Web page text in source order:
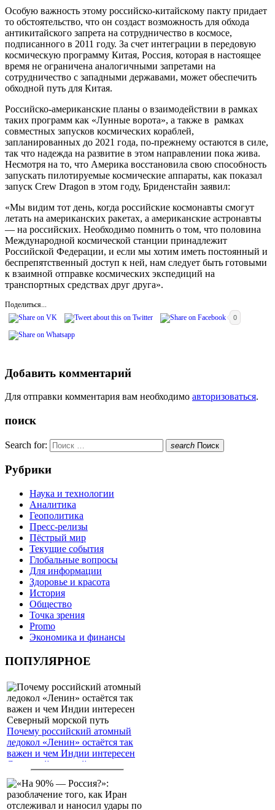
Особую важность этому российско-китайскому пакту придает
то обстоятельство, что он создаст возможность для обхода
антикитайского запрета на сотрудничество в космосе,
подписанного в 2011 году. За счет интеграции в передовую
космическую программу Китая, Россия, которая в настоящее
время не ограничена аналогичными запретами на
сотрудничество с западными державами, может обеспечить
обходной путь для Китая.
Российско-американские планы о взаимодействии в рамках
таких программ как «Лунные ворота», а также в рамках
совместных запусков космических кораблей,
запланированных до 2021 года, по-прежнему остаются в силе,
так что надежда на развитие в этом направлении пока жива.
Несмотря на то, что Америка восстановила свою способность
запускать пилотируемые космические аппараты, как показал
запуск Crew Dragon в этом году, Бриденстайн заявил:
«Мы видим тот день, когда российские космонавты смогут
летать на американских ракетах, а американские астронавты
— на российских. Необходимо помнить о том, что половина
Международной космической станции принадлежит
Российской Федерации, и если мы хотим иметь постоянный и
беспрепятственный доступ к ней, нам следует быть готовыми
к взаимной отправке космических экспедиций на
транспортных средствах друг друга».
Поделиться...
0
Добавить комментарий
Для отправки комментария вам необходимо авторизоваться.
поиск
Search for: search Поиск
Рубрики
Наука и технологии
Аналитика
Геополитика
Пресс-релизы
Пёстрый мир
Текущие события
Глобальные вопросы
Для информации
Здоровье и красота
История
Общество
Точка зрения
Promo
Экономика и финансы
ПОПУЛЯРНОЕ
Почему российский атомный
ледокол «Ленин» остаётся так
важен и чем Индии интересен
Северный морской путь